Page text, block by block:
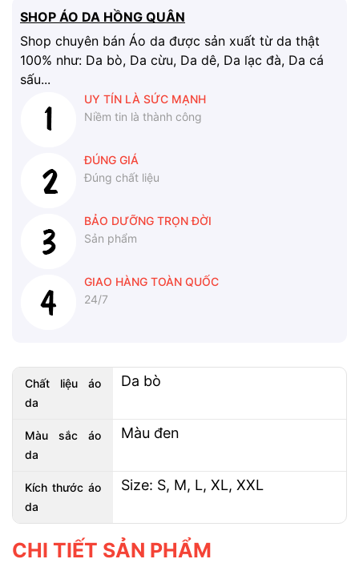
SHOP ÁO DA HỒNG QUÂN
Shop chuyên bán Áo da được sản xuất từ da thật
100% như: Da bò, Da cừu, Da dê, Da lạc đà, Da cá
sấu...
UY TÍN LÀ SỨC MẠNH
Niềm tin là thành công
ĐÚNG GIÁ
Đúng chất liệu
BẢO DƯỠNG TRỌN ĐỜI
Sản phẩm
GIAO HÀNG TOÀN QUỐC
24/7
Chất liệu áo
da
Da bò
Màu sắc áo
da
Màu đen
Kích thước áo
da
Size: S, M, L, XL, XXL
CHI TIẾT SẢN PHẨM